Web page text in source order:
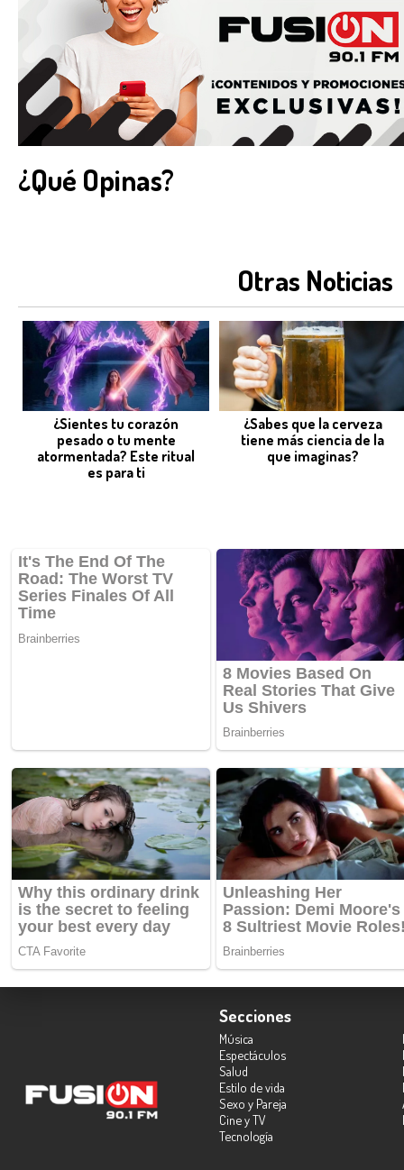
¿Qué Opinas?
Otras Noticias
¿Sientes tu corazón
pesado o tu mente
atormentada? Este ritual
es para ti
¿Sabes que la cerveza
tiene más ciencia de la
que imaginas?
Secciones
Música
Espectáculos
Salud
Estilo de vida
Sexo y Pareja
Cine y TV
Tecnología